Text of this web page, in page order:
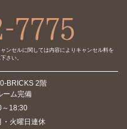
ンセルに関しては内容により キャンセル料を
さい。
BRICKS 2階
ーム完備
～18:30
・火曜日連休